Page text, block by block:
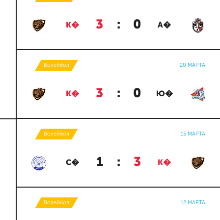
К� 3 : 0 А�
Волейбол 20 МАРТА
К� 3 : 0 Ю�
Волейбол 15 МАРТА
С� 1 : 3 К�
Волейбол 12 МАРТА